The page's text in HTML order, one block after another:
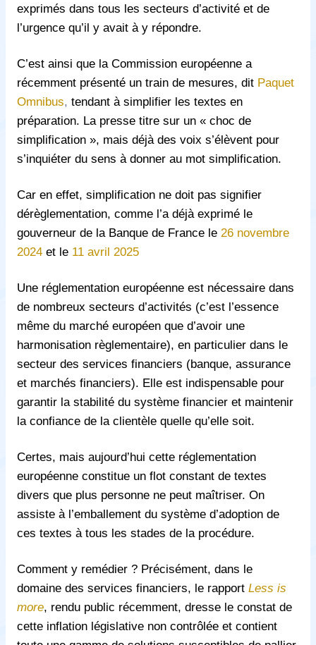
exprimés dans tous les secteurs d’activité et de
l’urgence qu’il y avait à y répondre.
C’est ainsi que la Commission européenne a
récemment présenté un train de mesures, dit Paquet
Omnibus, tendant à simplifier les textes en
préparation. La presse titre sur un « choc de
simplification », mais déjà des voix s’élèvent pour
s’inquiéter du sens à donner au mot simplification.
Car en effet, simplification ne doit pas signifier
dérèglementation, comme l’a déjà exprimé le
gouverneur de la Banque de France le 26 novembre
2024 et le 11 avril 2025
Une réglementation européenne est nécessaire dans
de nombreux secteurs d’activités (c’est l’essence
même du marché européen que d’avoir une
harmonisation règlementaire), en particulier dans le
secteur des services financiers (banque, assurance
et marchés financiers). Elle est indispensable pour
garantir la stabilité du système financier et maintenir
la confiance de la clientèle quelle qu’elle soit.
Certes, mais aujourd’hui cette réglementation
européenne constitue un flot constant de textes
divers que plus personne ne peut maîtriser. On
assiste à l’emballement du système d’adoption de
ces textes à tous les stades de la procédure.
Comment y remédier ? Précisément, dans le
domaine des services financiers, le rapport Less is
more, rendu public récemment, dresse le constat de
cette inflation législative non contrôlée et contient